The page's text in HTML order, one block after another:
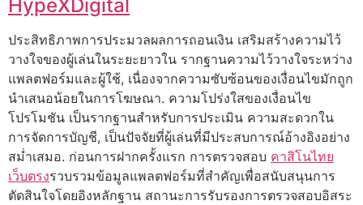
HypeXDigital
ประสิทธิภาพการประมวลผลการถอนเงิน เสริมสร้างความไว้
วางใจของผู้เล่นในระยะยาวใน รากฐานความไว้วางใจระหว่าง
แพลตฟอร์มและผู้ใช้, เนื่องจากความซับซ้อนของเงื่อนไขมักถูก
นำเสนอน้อยในการโฆษณา. ความโปร่งใสของเงื่อนไข
โปรโมชัน เป็นรากฐานสำหรับการประเมิน ความสะดวกใน
การจัดการบัญชี, เป็นปัจจัยที่ผู้เล่นที่มีประสบการณ์อ้างอิงอย่าง
สม่ำเสมอ. ก่อนการฝากครั้งแรก การตรวจสอบ คาสิโนไทย
เว็บตรงรวบรวมข้อมูลแพลตฟอร์มที่สำคัญเพื่อสนับสนุนการ
ตัดสินใจโดยอิงหลักฐาน สถานะการรับรองการตรวจสอบอิสระ